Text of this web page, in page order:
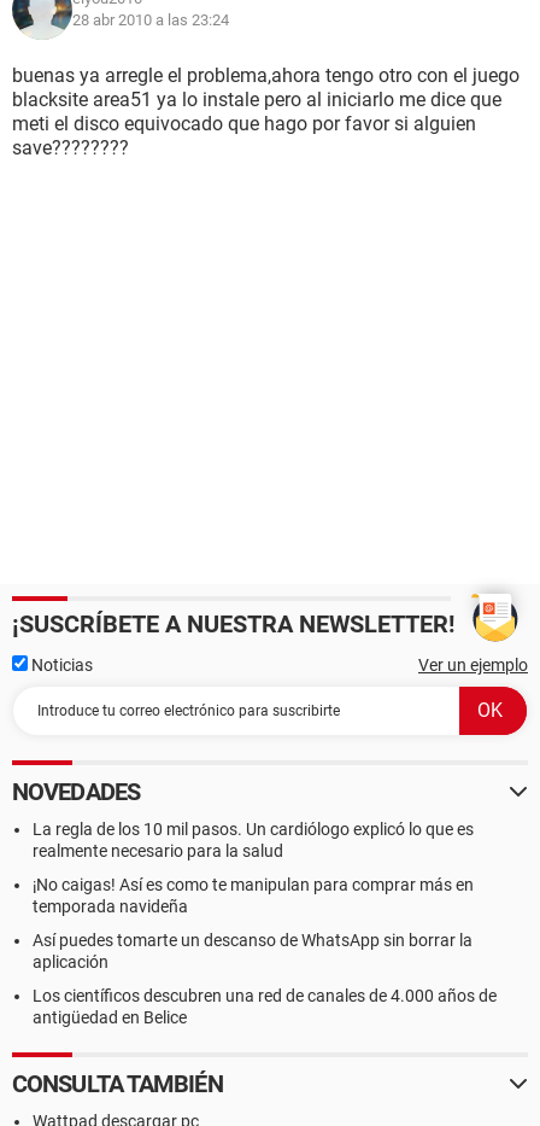
28 abr 2010 a las 23:24
buenas ya arregle el problema,ahora tengo otro con el juego
blacksite area51 ya lo instale pero al iniciarlo me dice que
meti el disco equivocado que hago por favor si alguien
save????????
¡SUSCRÍBETE A NUESTRA NEWSLETTER!
Noticias Ver un ejemplo
NOVEDADES
La regla de los 10 mil pasos. Un cardiólogo explicó lo que es
realmente necesario para la salud
¡No caigas! Así es como te manipulan para comprar más en
temporada navideña
Así puedes tomarte un descanso de WhatsApp sin borrar la
aplicación
Los científicos descubren una red de canales de 4.000 años de
antigüedad en Belice
CONSULTA TAMBIÉN
Wattpad descargar pc